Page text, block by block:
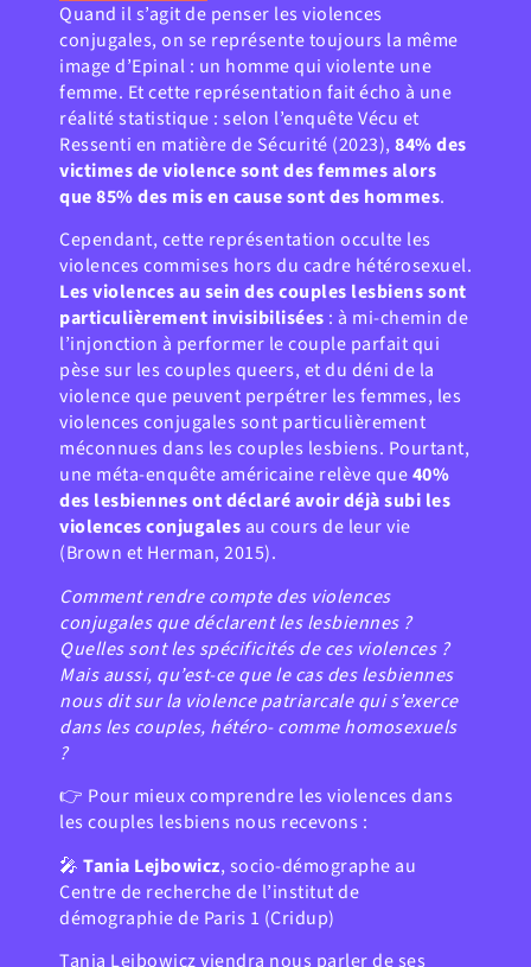
Quand il s’agit de penser les violences
conjugales, on se représente toujours la même
image d’Epinal : un homme qui violente une
femme. Et cette représentation fait écho à une
réalité statistique : selon l’enquête Vécu et
Ressenti en matière de Sécurité (2023), 84% des
victimes de violence sont des femmes alors
que 85% des mis en cause sont des hommes.
Cependant, cette représentation occulte les
violences commises hors du cadre hétérosexuel.
Les violences au sein des couples lesbiens sont
particulièrement invisibilisées : à mi-chemin de
l’injonction à performer le couple parfait qui
pèse sur les couples queers, et du déni de la
violence que peuvent perpétrer les femmes, les
violences conjugales sont particulièrement
méconnues dans les couples lesbiens. Pourtant,
une méta-enquête américaine relève que40%
des lesbiennes ont déclaré avoir déjà subi les
violences conjugales au cours de leur vie
(Brown et Herman, 2015).
Comment rendre compte des violences
conjugales que déclarent les lesbiennes ?
Quelles sont les spécificités de ces violences ?
Mais aussi, qu’est-ce que le cas des lesbiennes
nous dit sur la violence patriarcale qui s’exerce
dans les couples, hétéro- comme homosexuels
?
👉​ Pour mieux comprendre les violences dans
les couples lesbiens nous recevons :
🎤​​ Tania Lejbowicz, socio-démographe au
Centre de recherche de l’institut de
démographie de Paris 1 (Cridup)
Tania Lejbowicz viendra nous parler de ses